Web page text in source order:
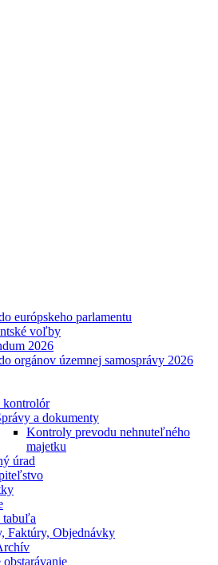
európskeho parlamentu
voľby
2026
orgánov územnej samosprávy 2026
a dokumenty
Kontroly prevodu nehnuteľného
majetku
úrad
tabuľa
Faktúry, Objednávky
obstarávanie